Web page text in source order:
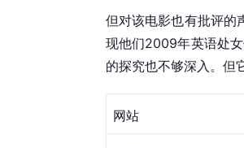
但对该电影也有批评的
现他们2009年英语处
的探究也不够深入。但
网站